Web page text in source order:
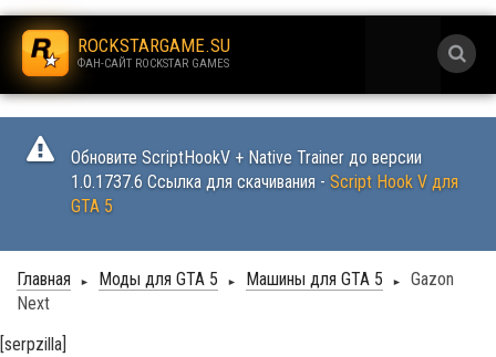
.
ROCKSTARGAME.SU
ФАН-САЙТ ROCKSTAR GAMES
.
Обновите ScriptHookV + Native Trainer до версии
1.0.1737.6 Ссылка для скачивания -Script Hook V для
GTA 5
Главная ► Моды для GTA 5 ► Машины для GTA 5 ►
Gazon
Next
[serpzilla]